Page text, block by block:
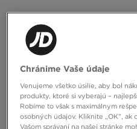
ONLY AT
FILA VALADO
58,00 €
80,00 €
80,00 € – najnižšia cena
Chránime Vaše údaje
Venujeme všetko úsilie, aby bol
produkty, ktoré si vyberajú –
Robíme to však s maximálnym
osobných údajov. Kliknite „OK”, ak
Vašom správaní na našej stránke